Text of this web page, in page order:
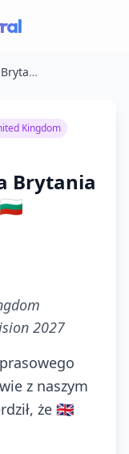
EXCLUSIVE: 🇬🇧 Wielka Brytania potwierdza udział w 🇧🇬 Eurowizji 2027
Kingdom
Brytania
2027
z naszym
że 🇬🇧